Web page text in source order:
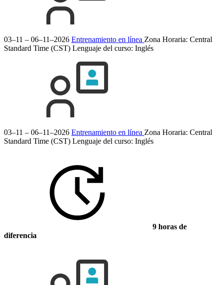
03–11 – 06–11–2026 Entrenamiento en línea Zona Horaria: Central
Standard Time (CST) Lenguaje del curso: Inglés
03–11 – 06–11–2026 Entrenamiento en línea Zona Horaria: Central
Standard Time (CST) Lenguaje del curso: Inglés
9 horas de
diferencia